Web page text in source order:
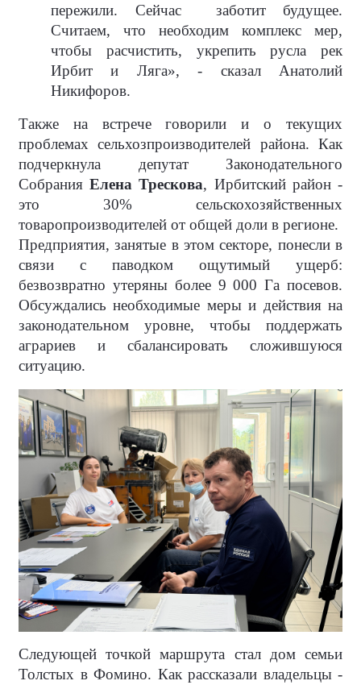
пережили. Сейчас
заботит будущее.
Считаем, что необходим комплекс мер,
чтобы расчистить, укрепить русла рек
Ирбит и Ляга», - сказал Анатолий
Никифоров.
Также на встрече говорили и о текущих
проблемах сельхозпроизводителей района. Как
подчеркнула депутат Законодательного
Собрания Елена Трескова, Ирбитский район -
это 30% сельскохозяйственных
товаропроизводителей от общей доли в регионе.
Предприятия, занятые в этом секторе, понесли в
связи с паводком ощутимый ущерб:
безвозвратно утеряны более 9 000 Га посевов.
Обсуждались необходимые меры и действия на
законодательном уровне, чтобы поддержать
аграриев и сбалансировать сложившуюся
ситуацию.
Следующей точкой маршрута стал дом семьи
Толстых в Фомино. Как рассказали владельцы -